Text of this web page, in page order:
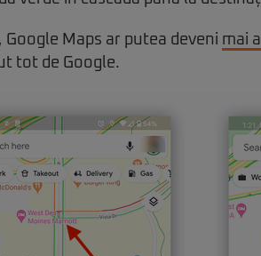
Google Maps ar putea deveni mai
tot de Google.